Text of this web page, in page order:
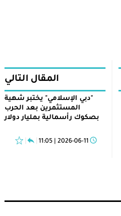
المقال التالي
"دبي الإسلامي" يختبر شهية
المستثمرين بعد الحرب
بصكوك رأسمالية بمليار دولار
2026-06-11 | 11:05